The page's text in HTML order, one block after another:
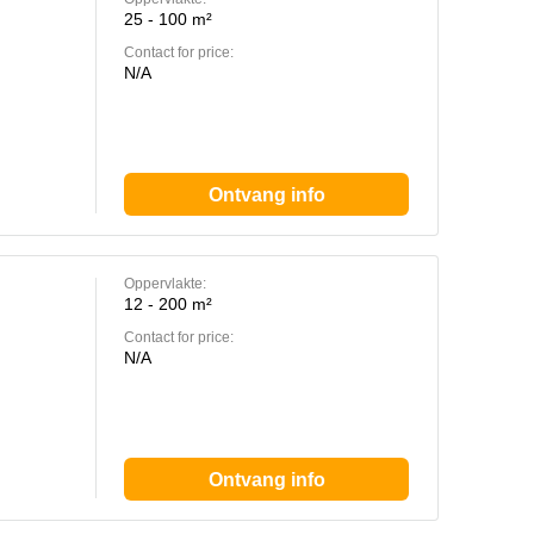
25 - 100 m²
Contact for price:
N/A
Ontvang info
Oppervlakte:
12 - 200 m²
Contact for price:
N/A
Ontvang info